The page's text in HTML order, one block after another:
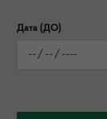
Дата (ДО)